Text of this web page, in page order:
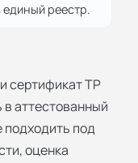
реестр.
сертификат ТР
аттестованный
подходить под
оценка